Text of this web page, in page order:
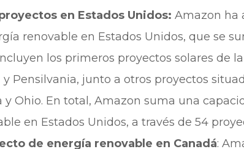
en Estados Unidos: Amazon ha
renovable en Estados Unidos, que se
los primeros proyectos solares de
y Pensilvania, junto a otros proyectos
y Ohio. En total, Amazon suma una
en Estados Unidos, a través de 54
de energía renovable en Canadá: